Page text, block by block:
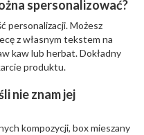
spersonalizować?
personalizacji. Możesz
z własnym tekstem na
kaw lub herbat. Dokładny
produktu.
nie znam jej
kompozycji, box mieszany